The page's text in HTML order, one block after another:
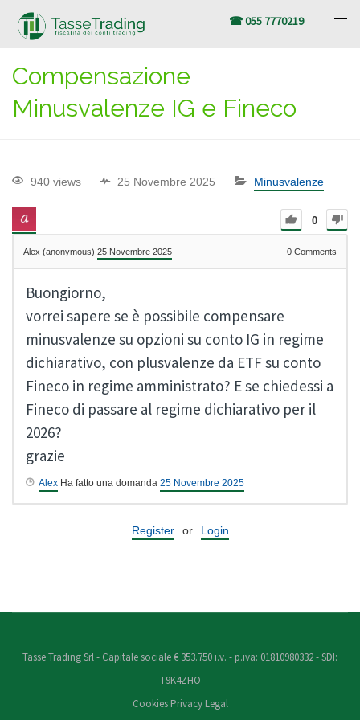
☎ 055 7770219
Compensazione
Minusvalenze IG e Fineco
940 views 25 Novembre 2025 Minusvalenze
0
Alex (anonymous) 25 Novembre 2025 0 Comments
Buongiorno,
vorrei sapere se è possibile compensare
minusvalenze su opzioni su conto IG in regime
dichiarativo, con plusvalenze da ETF su conto
Fineco in regime amministrato? E se chiedessi a
Fineco di passare al regime dichiarativo per il
2026?
grazie
Alex Ha fatto una domanda 25 Novembre 2025
Register or Login
Tasse Trading Srl - Capitale sociale € 353.750 i.v. - p.iva: 01810980332 - SDI:
T9K4ZHO
Cookies Privacy Legal